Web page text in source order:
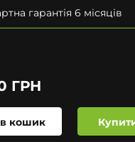
гарантія 6 місяців
ГРН
кошик